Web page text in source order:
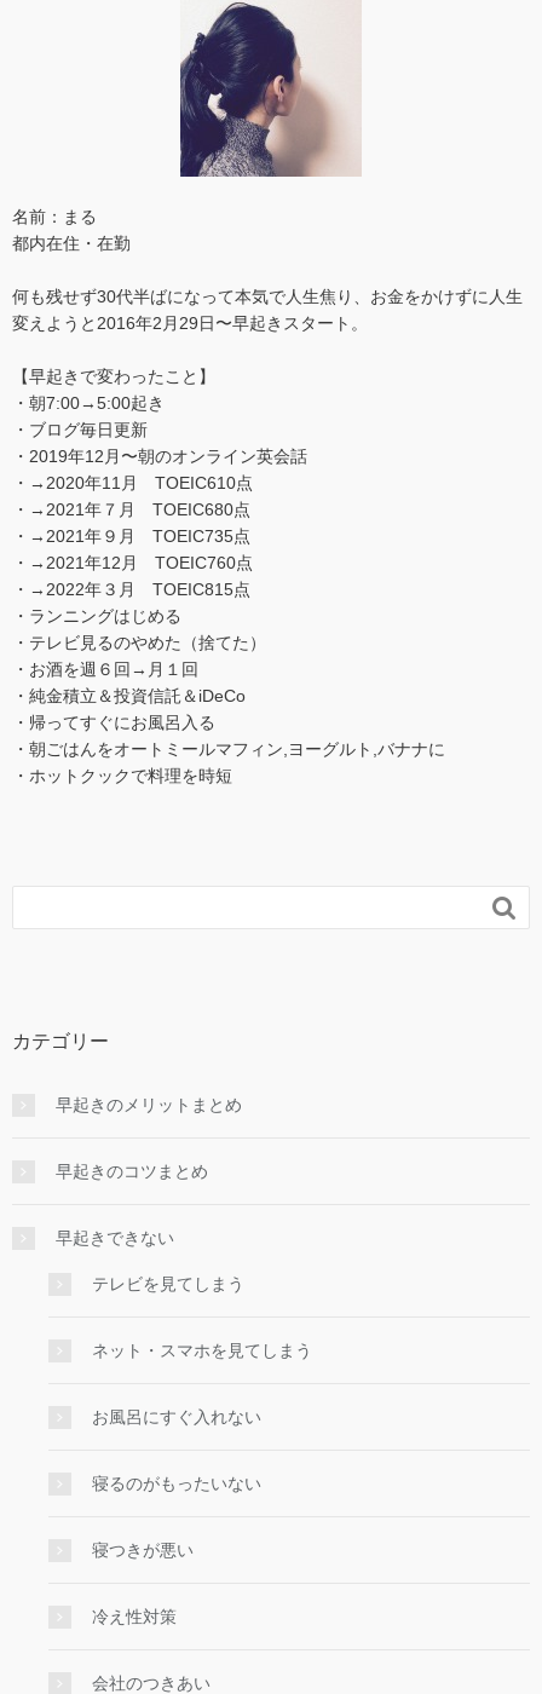
名前：まる
都内在住・在勤
何も残せず30代半ばになって本気で人生焦り、お金をかけずに人生
変えようと2016年2月29日〜早起きスタート。
【早起きで変わったこと】
・朝7:00→5:00起き
・ブログ毎日更新
・2019年12月〜朝のオンライン英会話
・→2020年11月 TOEIC610点
・→2021年７月 TOEIC680点
・→2021年９月 TOEIC735点
・→2021年12月 TOEIC760点
・→2022年３月 TOEIC815点
・ランニングはじめる
・テレビ見るのやめた（捨てた）
・お酒を週６回→月１回
・純金積立＆投資信託＆iDeCo
・帰ってすぐにお風呂入る
・朝ごはんをオートミールマフィン,ヨーグルト,バナナに
・ホットクックで料理を時短

カテゴリー
早起きのメリットまとめ
早起きのコツまとめ
早起きできない
テレビを見てしまう
ネット・スマホを見てしまう
お風呂にすぐ入れない
寝るのがもったいない
寝つきが悪い
冷え性対策
会社のつきあい